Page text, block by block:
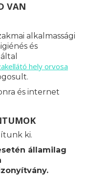
VAN
alkalmassági
és
hely orvosa
és internet
ki.
államilag